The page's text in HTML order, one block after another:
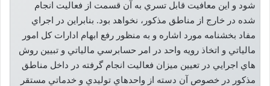
شود و اين معافيت قابل تسري به آن قسمت از فعاليت انجام
شده در خارج از مناطق مذکور، نخواهد بود. بنابراين در اجراي
مفاد بخشنامه مورد اشاره و به منظور رفع ابهام ادارات کل امور
مالياتي و اتخاذ رويه واحد در امر حسابرسي مالياتي و تبيين روش
هاي اجرايي در تعيين ميزان فعاليت انجام گرفته در داخل مناطق
مذکور در خصوص آن دسته از واحدهاي توليدي و خدماتي مستقر